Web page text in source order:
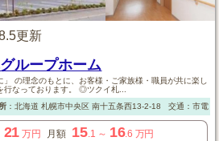
更新
ループホーム
」 の理念のもとに、お客様・ご家族様・職員が共に楽し
行なっております。 ◎ツクイ札...
： 北海道 札幌市中央区南十五条西13-2-18 交通：市電「
21 万円 月額 15.1 ～ 16.6 万円